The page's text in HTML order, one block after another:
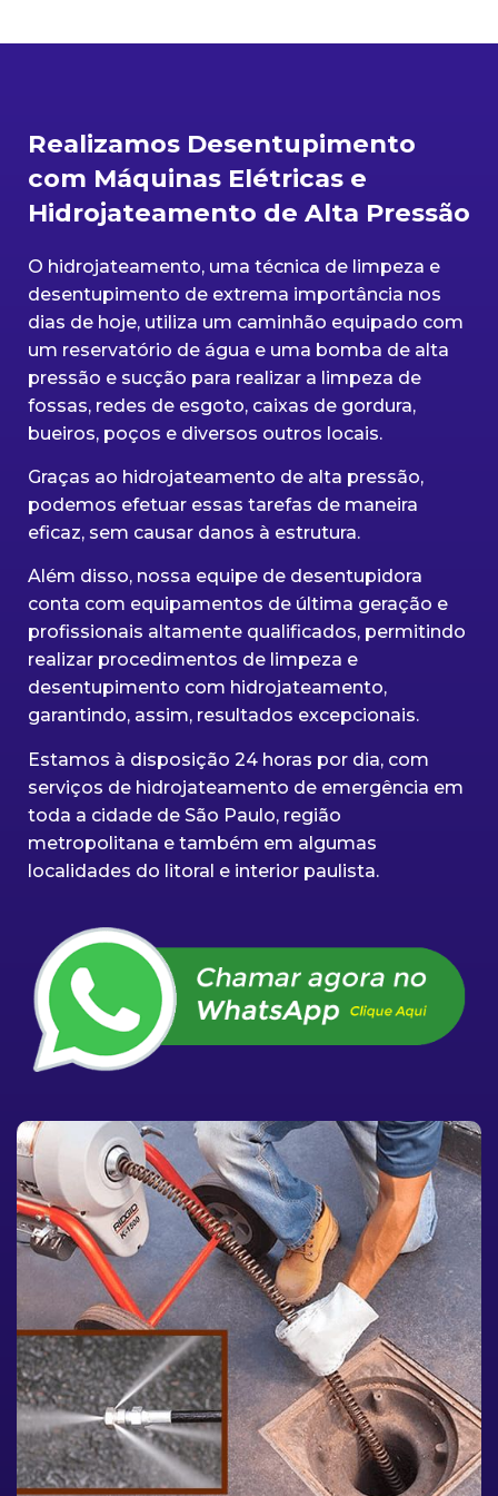
Realizamos Desentupimento
com Máquinas Elétricas e
Hidrojateamento de Alta Pressão
O hidrojateamento, uma técnica de limpeza e
desentupimento de extrema importância nos
dias de hoje, utiliza um caminhão equipado com
um reservatório de água e uma bomba de alta
pressão e sucção para realizar a limpeza de
fossas, redes de esgoto, caixas de gordura,
bueiros, poços e diversos outros locais.
Graças ao hidrojateamento de alta pressão,
podemos efetuar essas tarefas de maneira
eficaz, sem causar danos à estrutura.
Além disso, nossa equipe de desentupidora
conta com equipamentos de última geração e
profissionais altamente qualificados, permitindo
realizar procedimentos de limpeza e
desentupimento com hidrojateamento,
garantindo, assim, resultados excepcionais.
Estamos à disposição 24 horas por dia, com
serviços de hidrojateamento de emergência em
toda a cidade de São Paulo, região
metropolitana e também em algumas
localidades do litoral e interior paulista.